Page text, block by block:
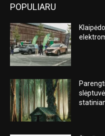
POPULIARU